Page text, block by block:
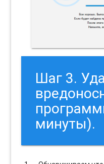
Шаг 3.
минуты).